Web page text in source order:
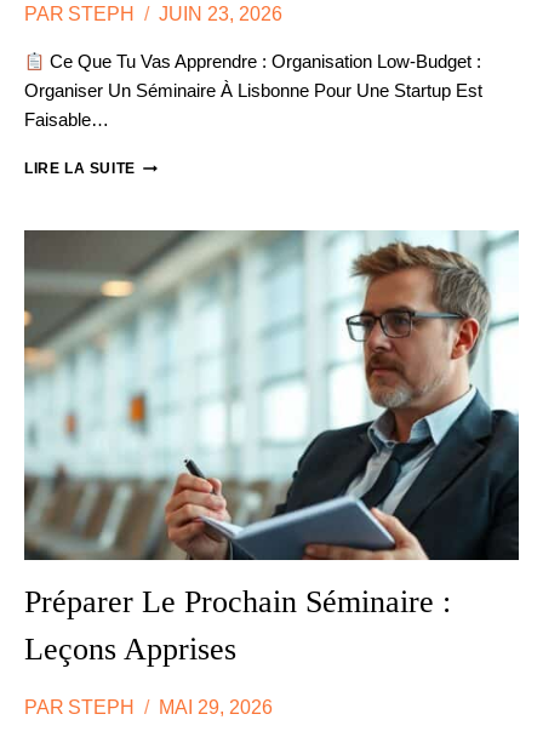
PAR STEPH JUIN 23, 2026
Ce Que Tu Vas Apprendre : Organisation Low-Budget :
Organiser Un Séminaire À Lisbonne Pour Une Startup Est
Faisable…
LIRE LA SUITESTARTUP
PREMIER
SÉMINAIRE
À
LISBONNE
AVEC
5000€
BUDGET
Préparer Le Prochain Séminaire :
Leçons Apprises
PAR STEPH MAI 29, 2026